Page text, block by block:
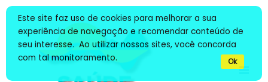
conteúdo
Este site faz uso de cookies para melhorar a sua
experiência de navegação e recomendar conteúdo de
seu interesse. Ao utilizar nossos sites, você concorda
com tal monitoramento.
Ok